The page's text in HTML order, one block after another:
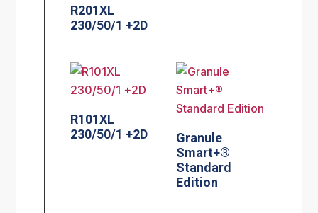
R201XL
230/50/1 +2D
R101XL
230/50/1 +2D
Granule
Smart+®
Standard
Edition